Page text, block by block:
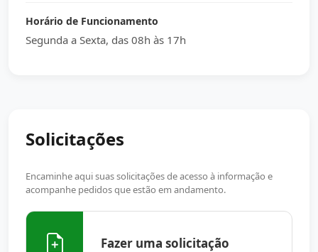
Horário de Funcionamento
Segunda a Sexta, das 08h às 17h
Solicitações
Encaminhe aqui suas solicitações de acesso à informação e
acompanhe pedidos que estão em andamento.
Fazer uma solicitação